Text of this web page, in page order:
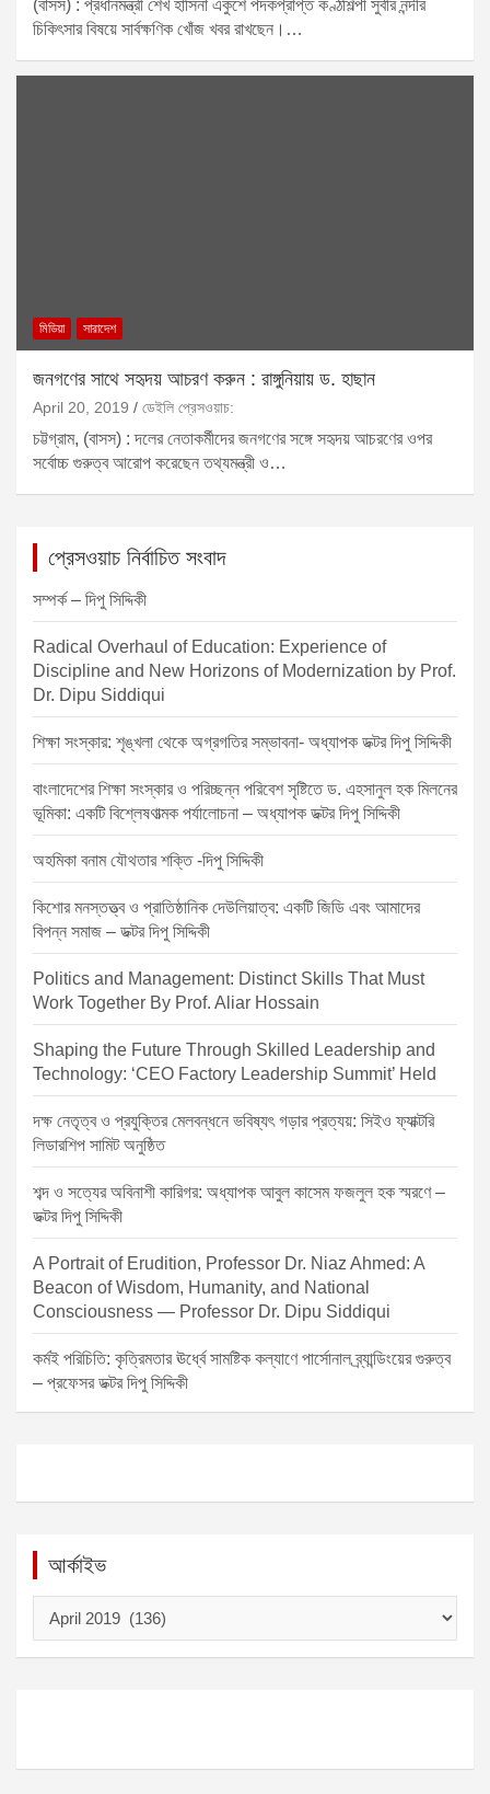
(বাসস) : প্রধানমন্ত্রী শেখ হাসিনা একুশে পদকপ্রাপ্ত কণ্ঠশিল্পী সুবীর নন্দীর
চিকিৎসার বিষয়ে সার্বক্ষণিক খোঁজ খবর রাখছেন।…
মিডিয়া সারাদেশ
জনগণের সাথে সহৃদয় আচরণ করুন : রাঙ্গুনিয়ায় ড. হাছান
April 20, 2019 ডেইলি প্রেসওয়াচ:
চট্টগ্রাম, (বাসস) : দলের নেতাকর্মীদের জনগণের সঙ্গে সহৃদয় আচরণের ওপর
সর্বোচ্চ গুরুত্ব আরোপ করেছেন তথ্যমন্ত্রী ও…
প্রেসওয়াচ নির্বাচিত সংবাদ
সম্পর্ক – দিপু সিদ্দিকী
Radical Overhaul of Education: Experience of
Discipline and New Horizons of Modernization by Prof.
Dr. Dipu Siddiqui
শিক্ষা সংস্কার: শৃঙ্খলা থেকে অগ্রগতির সম্ভাবনা- অধ্যাপক ডক্টর দিপু সিদ্দিকী
বাংলাদেশের শিক্ষা সংস্কার ও পরিচ্ছন্ন পরিবেশ সৃষ্টিতে ড. এহসানুল হক মিলনের
ভূমিকা: একটি বিশ্লেষণাত্মক পর্যালোচনা – অধ্যাপক ডক্টর দিপু সিদ্দিকী
অহমিকা বনাম যৌথতার শক্তি -দিপু সিদ্দিকী
কিশোর মনস্তত্ত্ব ও প্রাতিষ্ঠানিক দেউলিয়াত্ব: একটি জিডি এবং আমাদের
বিপন্ন সমাজ – ডক্টর দিপু সিদ্দিকী
Politics and Management: Distinct Skills That Must
Work Together By Prof. Aliar Hossain
Shaping the Future Through Skilled Leadership and
Technology: ‘CEO Factory Leadership Summit’ Held
দক্ষ নেতৃত্ব ও প্রযুক্তির মেলবন্ধনে ভবিষ্যৎ গড়ার প্রত্যয়: সিইও ফ্যাক্টরি
লিডারশিপ সামিট অনুষ্ঠিত
শব্দ ও সত্যের অবিনাশী কারিগর: অধ্যাপক আবুল কাসেম ফজলুল হক স্মরণে –
ডক্টর দিপু সিদ্দিকী
A Portrait of Erudition, Professor Dr. Niaz Ahmed: A
Beacon of Wisdom, Humanity, and National
Consciousness — Professor Dr. Dipu Siddiqui
কর্মই পরিচিতি: কৃত্রিমতার ঊর্ধ্বে সামষ্টিক কল্যাণে পার্সোনাল ব্র্যান্ডিংয়ের গুরুত্ব
– প্রফেসর ডক্টর দিপু সিদ্দিকী
আর্কাইভ
ই